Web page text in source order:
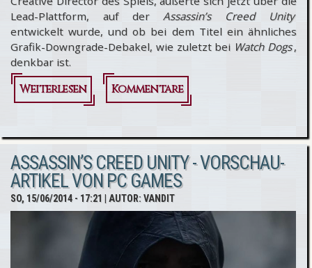
Lead-Plattform, auf derAssassin’s Creed Unity
entwickelt wurde, und ob bei dem Titel ein ähnliches
Grafik-Downgrade-Debakel, wie zuletzt bei Watch Dogs ,
denkbar ist.
Weiterlesen
über
Creed
Unity &
die Grafik
am PC &
Konsolen
Kommentare
ASSASSIN’S CREED UNITY - VORSCHAU-
ARTIKEL VON PC GAMES
SO, 15/06/2014 - 17:21 | AUTOR:VANDIT